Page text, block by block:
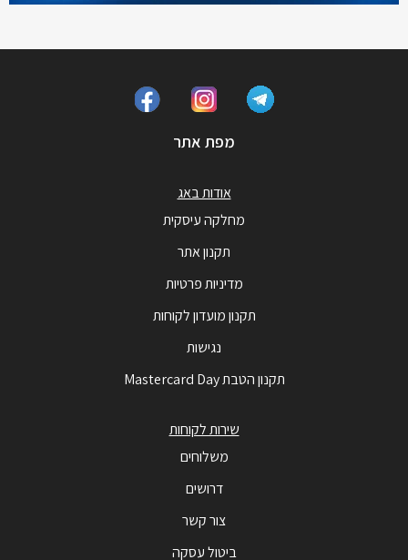
מפת אתר
אודות באג
מחלקה עיסקית
תקנון אתר
מדיניות פרטיות
תקנון מועדון לקוחות
נגישות
תקנון הטבת Mastercard Day
שירות לקוחות
משלוחים
דרושים
צור קשר
ביטול עסקה